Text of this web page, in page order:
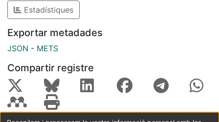
linfopenia, hiperplaquetosis, dímero-D > 500 mg/dL y
lactato-deshidrogenasa > 250 UI/L en la analítica.
Conclusiones: Conocer las características clínicas y la
comorbilidad de los pacientes con COVID-19
atendidos en urgencias permite identificar
precozmente a la población más susceptible de
empeorar, para prever y mejorar los resultados
Estadístiques
Exportar metadades
JSON - METS
Compartir registre